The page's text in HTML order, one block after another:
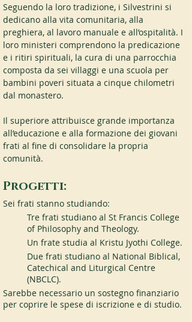
Seguendo la loro tradizione, i Silvestrini si
dedicano alla vita comunitaria, alla
preghiera, al lavoro manuale e all’ospitalità. I
loro ministeri comprendono la predicazione
e i ritiri spirituali, la cura di una parrocchia
composta da sei villaggi e una scuola per
bambini poveri situata a cinque chilometri
dal monastero.
Il superiore attribuisce grande importanza
all’educazione e alla formazione dei giovani
frati al fine di consolidare la propria
comunità.
Progetti:
Sei frati stanno studiando:
Tre frati studiano al St Francis College
of Philosophy and Theology.
Un frate studia al Kristu Jyothi College.
Due frati studiano al National Biblical,
Catechical and Liturgical Centre
(NBCLC).
Sarebbe necessario un sostegno finanziario
per coprire le spese di iscrizione e di studio.